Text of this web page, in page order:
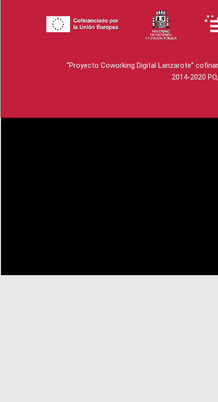
“Proyecto Coworking Digital Lanzarote”
2014-2020